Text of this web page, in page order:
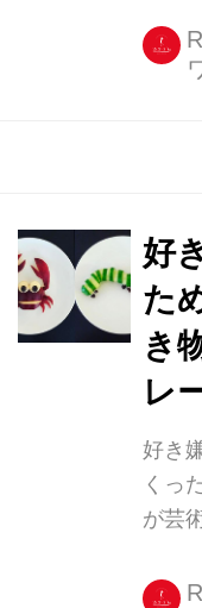
シー
を公
で初
公開
日だ
担当
初の
が、
こと
回...
好
た
き
レ
好き
くっ
が芸
も楽